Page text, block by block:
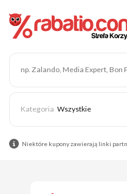
Wszystkie
Niektóre kupony zawierają linki